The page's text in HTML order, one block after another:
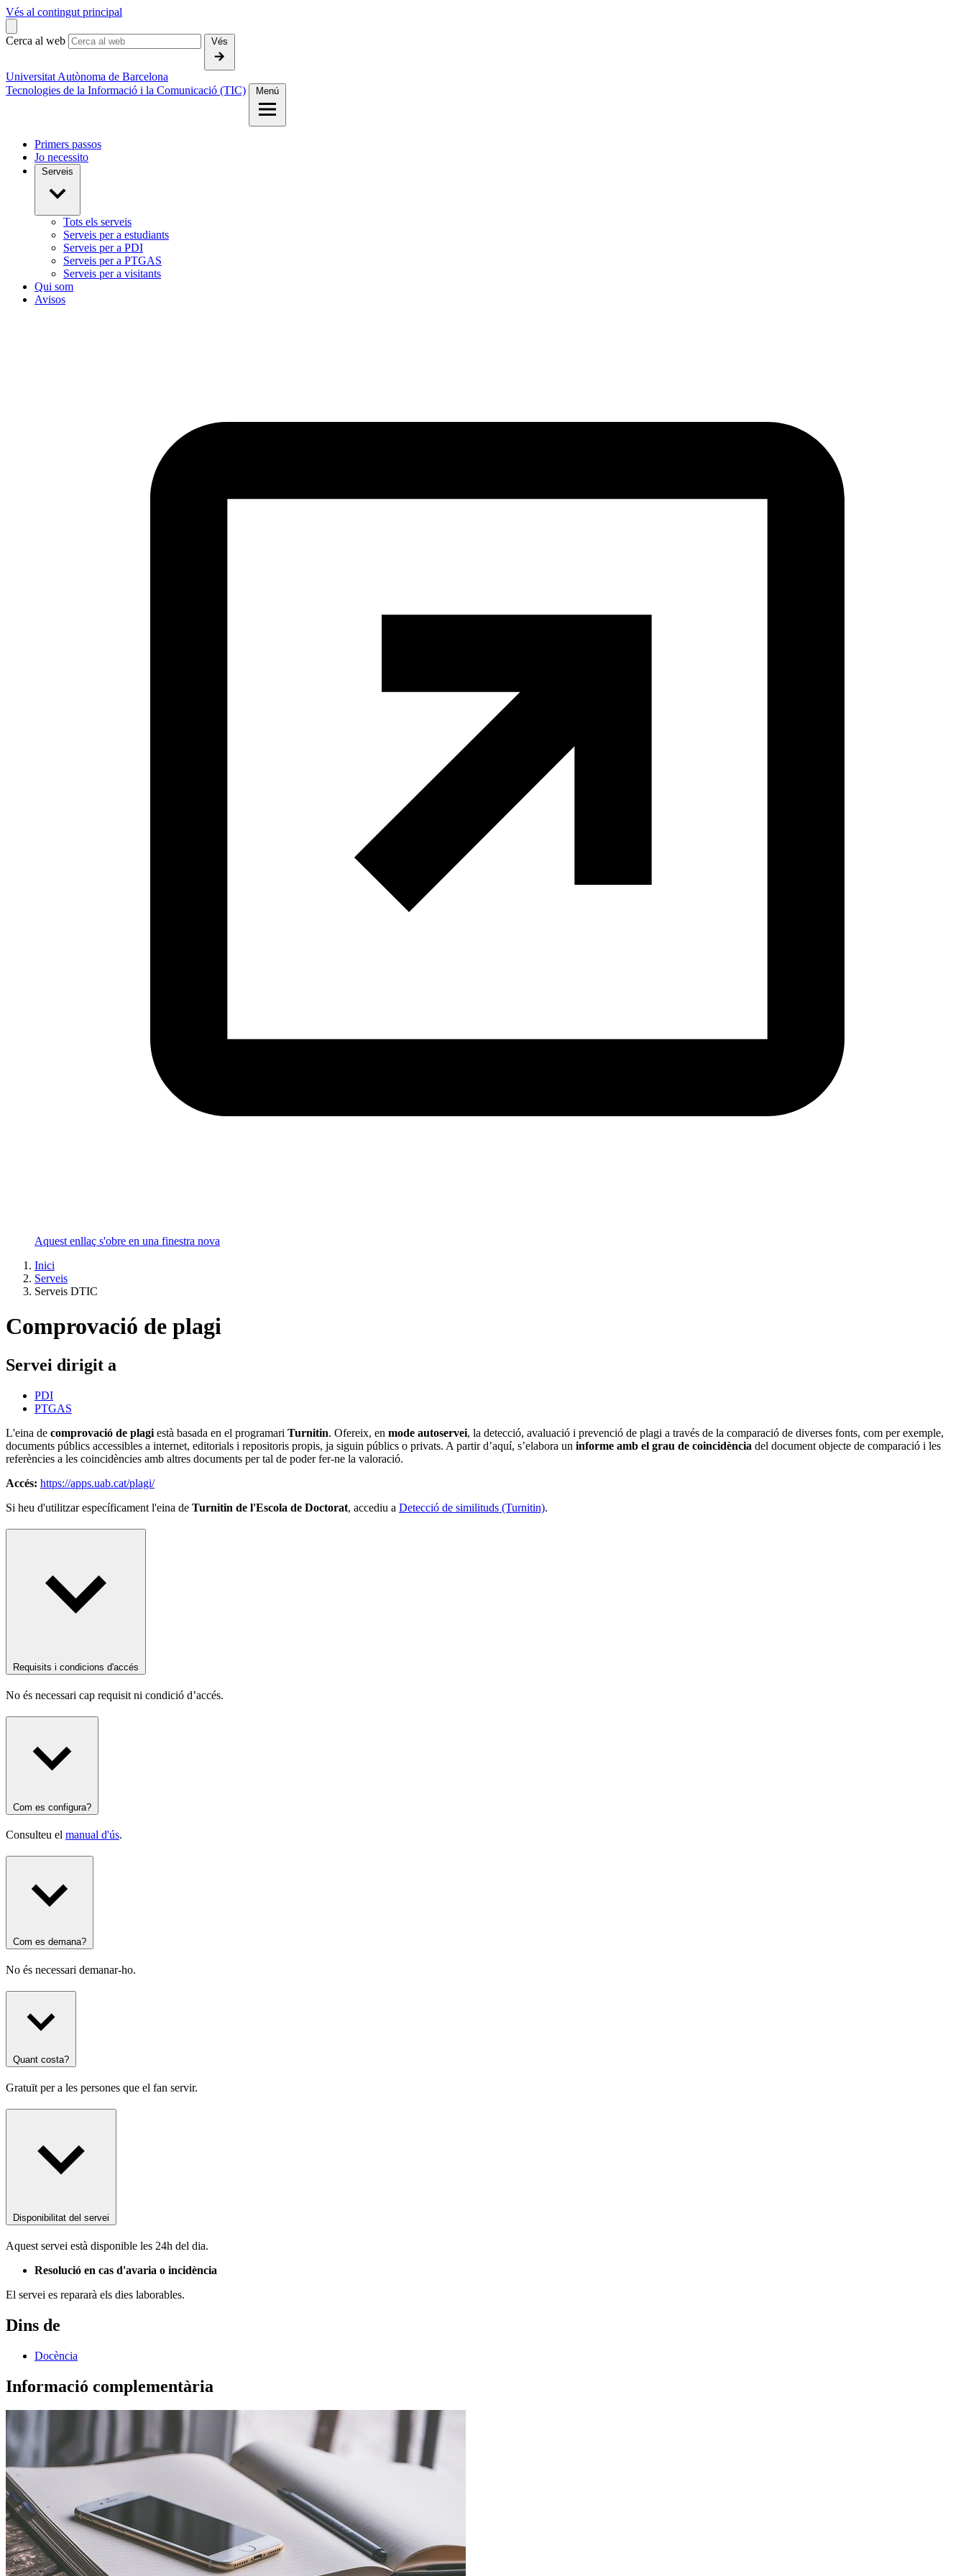
Vés al contingut principal
Cerca al web Vés
Universitat Autònoma de Barcelona
Tecnologies de la Informació i la Comunicació (TIC)
Menú
Primers passos
Jo necessito
Serveis
Tots els serveis
Serveis per a estudiants
Serveis per a PDI
Serveis per a PTGAS
Serveis per a visitants
Qui som
Avisos
Aquest enllaç s'obre en una finestra nova
Inici
Serveis
Serveis DTIC
Comprovació de plagi
Servei dirigit a
PDI
PTGAS
L'eina de comprovació de plagi està basada en el programari Turnitin. Ofereix, en mode autoservei, la detecció, avaluació i prevenció de plagi a través de la comparació de diverses fonts, com per exemple,
documents públics accessibles a internet, editorials i repositoris propis, ja siguin públics o privats. A partir d’aquí, s’elabora un informe amb el grau de coincidència del document objecte de comparació i les
referències a les coincidències amb altres documents per tal de poder fer-ne la valoració.
Accés: https://apps.uab.cat/plagi/
Si heu d'utilitzar específicament l'eina de Turnitin de l'Escola de Doctorat, accediu a Detecció de similituds (Turnitin).
Requisits i condicions d'accés
No és necessari cap requisit ni condició d’accés.
Com es configura?
Consulteu el manual d'ús.
Com es demana?
No és necessari demanar-ho.
Quant costa?
Gratuït per a les persones que el fan servir.
Disponibilitat del servei
Aquest servei està disponible les 24h del dia.
Resolució en cas d'avaria o incidència
El servei es repararà els dies laborables.
Dins de
Docència
Informació complementària